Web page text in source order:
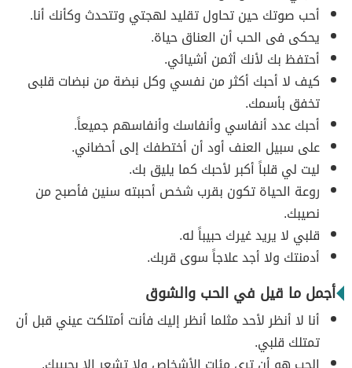
أحب صوتك حين تحاول تقليد لهجتي وتتحدث وكأنك أنا.
يحكى فى الحب أن العناق حياة.
أحتفظ بك لأنك أثمن أشيائي.
كيف لا أحبك أكثر من نفسي وكل نبضة من نبضات قلبى
تخفق بأسمك.
أحبك عدد أنفاسي وأنفاسك وأنفاسهم جميعاً.
على سبيل العنف أود أن أختطفك إلى أحضاني.
ليت لي قلباً أكبر لأحبك كما يليق بك.
روعة الحياة تكون بقرب شخص أحببته سنين فأصبح من
نصيبك.
قلبي لا يريد غيرك حبيباً له.
أدمنتك ولا أجد علاجاً سوى قربك.
أجمل ما قيل في الحب والشوق
أنا لا أنظر لأحد مثلما أنظر إليك فأنت أمتلكت عيني قبل أن
تمتلك قلبي.